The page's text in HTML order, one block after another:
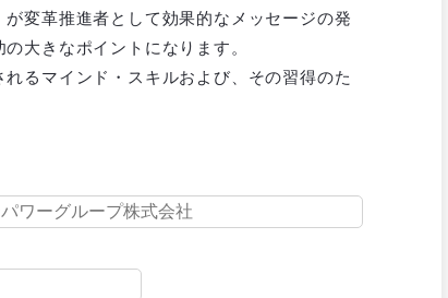
変革推進者として効果的なメッセージの発
大きなポイントになります。
るマインド・スキルおよび、その習得のた